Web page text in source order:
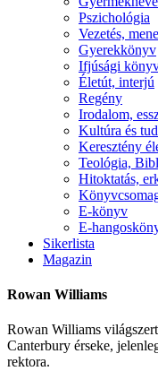
Pszichológia
Vezetés,
Gyerekkönyv
Ifjúsági
Életút, interjú
Regény
Irodalom,
Kultúra és
Keresztény
Teológia,
Hitoktatás,
E-könyv
E-
Sikerlista
Magazin
Rowan Williams
Rowan Williams
Canterbury érseke,
rektora.